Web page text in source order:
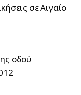
σε Αιγαίο
οδού